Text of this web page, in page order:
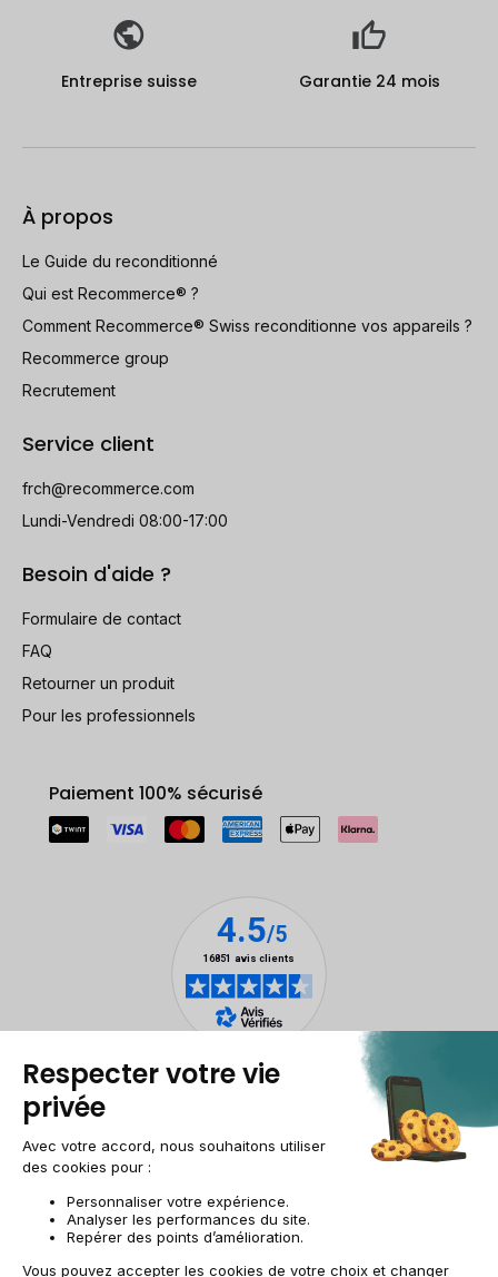
Entreprise suisse Garantie 24 mois
À propos
Le Guide du reconditionné
Qui est Recommerce® ?
Comment Recommerce® Swiss reconditionne vos appareils ?
Recommerce group
Recrutement
Service client
frch@recommerce.com
Lundi-Vendredi 08:00-17:00
Besoin d'aide ?
Formulaire de contact
FAQ
Retourner un produit
Pour les professionnels
Paiement 100% sécurisé
Mentions légalesGestion des cookies
Conditions générales de vente
AccessibilitéPlan du site
CH-FR | CHF